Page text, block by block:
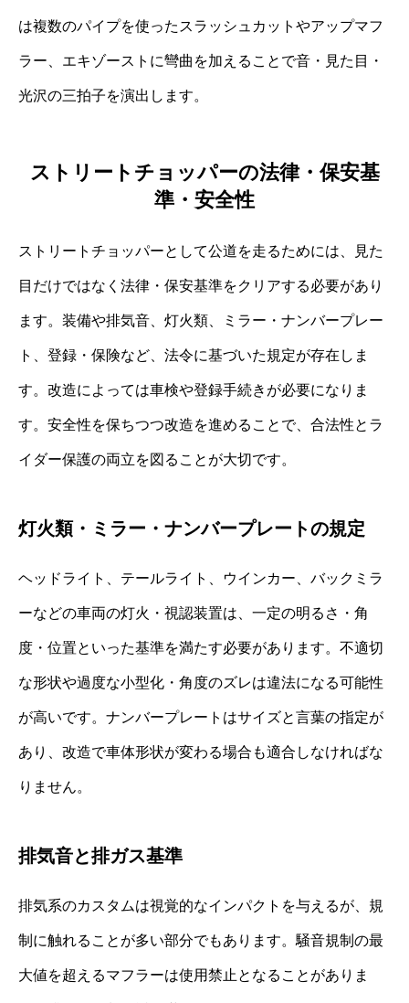
は複数のパイプを使ったスラッシュカットやアップマフ
ラー、エキゾーストに彎曲を加えることで音・見た目・
光沢の三拍子を演出します。
ストリートチョッパーの法律・保安基
準・安全性
ストリートチョッパーとして公道を走るためには、見た
目だけではなく法律・保安基準をクリアする必要があり
ます。装備や排気音、灯火類、ミラー・ナンバープレー
ト、登録・保険など、法令に基づいた規定が存在しま
す。改造によっては車検や登録手続きが必要になりま
す。安全性を保ちつつ改造を進めることで、合法性とラ
イダー保護の両立を図ることが大切です。
灯火類・ミラー・ナンバープレートの規定
ヘッドライト、テールライト、ウインカー、バックミラ
ーなどの車両の灯火・視認装置は、一定の明るさ・角
度・位置といった基準を満たす必要があります。不適切
な形状や過度な小型化・角度のズレは違法になる可能性
が高いです。ナンバープレートはサイズと言葉の指定が
あり、改造で車体形状が変わる場合も適合しなければな
りません。
排気音と排ガス基準
排気系のカスタムは視覚的なインパクトを与えるが、規
制に触れることが多い部分でもあります。騒音規制の最
大値を超えるマフラーは使用禁止となることがありま